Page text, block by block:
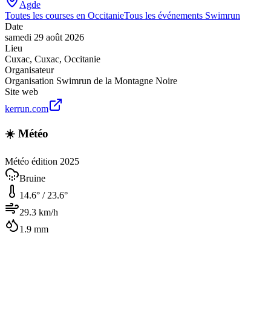
Agde
Toutes les courses en OccitanieTous les événements Swimrun
Date
samedi 29 août 2026
Lieu
Cuxac, Cuxac, Occitanie
Organisateur
Organisation Swimrun de la Montagne Noire
Site web
kerrun.com
☀️ Météo
Météo édition 2025
Bruine
14.6° / 23.6°
29.3 km/h
1.9 mm